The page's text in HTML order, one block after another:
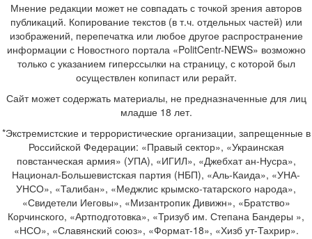
Мнение редакции может не совпадать с точкой зрения авторов
публикаций. Копирование текстов (в т.ч. отдельных частей) или
изображений, перепечатка или любое другое распространение
информации с Новостного портала «PolitCentr-NEWS» возможно
только с указанием гиперссылки на страницу, с которой был
осуществлен копипаст или рерайт.
Сайт может содержать материалы, не предназначенные для лиц
младше 18 лет.
*Экстремистские и террористические организации, запрещенные в
Российской Федерации: «Правый сектор», «Украинская
повстанческая армия» (УПА), «ИГИЛ», «Джебхат ан-Нусра»,
Национал-Большевистская партия (НБП), «Аль-Каида», «УНА-
УНСО», «Талибан», «Меджлис крымско-татарского народа»,
«Свидетели Иеговы», «Мизантропик Дивижн», «Братство»
Корчинского, «Артподготовка», «Тризуб им. Степана Бандеры »,
«НСО», «Славянский союз», «Формат-18», «Хизб ут-Тахрир».